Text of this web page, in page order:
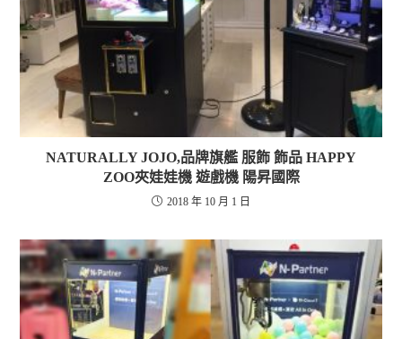
NATURALLY JOJO,品牌旗艦 服飾 飾品 HAPPY
ZOO夾娃娃機 遊戲機 陽昇國際
2018 年 10 月 1 日